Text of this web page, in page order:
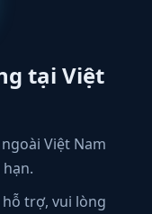
tại Việt
Việt Nam
hỗ trợ, vui lòng